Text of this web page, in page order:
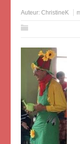
Auteur: ChristineK